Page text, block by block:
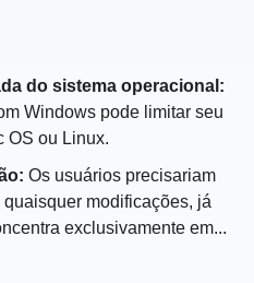
do sistema operacional:
Windows pode limitar seu
OS ou Linux.
Os usuários precisariam
modificações, já
exclusivamente em...